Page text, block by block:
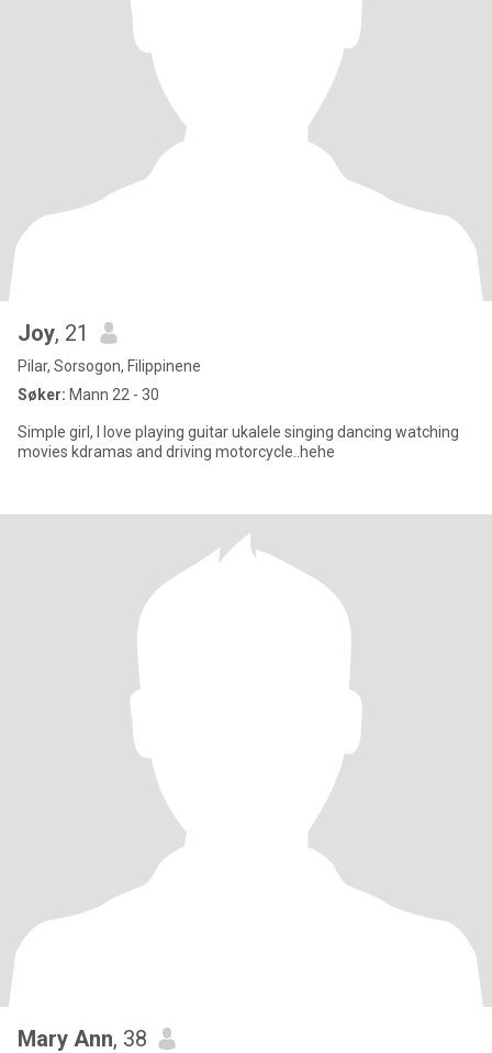
Joy, 21
Pilar, Sorsogon, Filippinene
Søker: Mann 22 - 30
Simple girl, I love playing guitar ukalele singing dancing watching
movies kdramas and driving motorcycle..hehe
Mary Ann, 38